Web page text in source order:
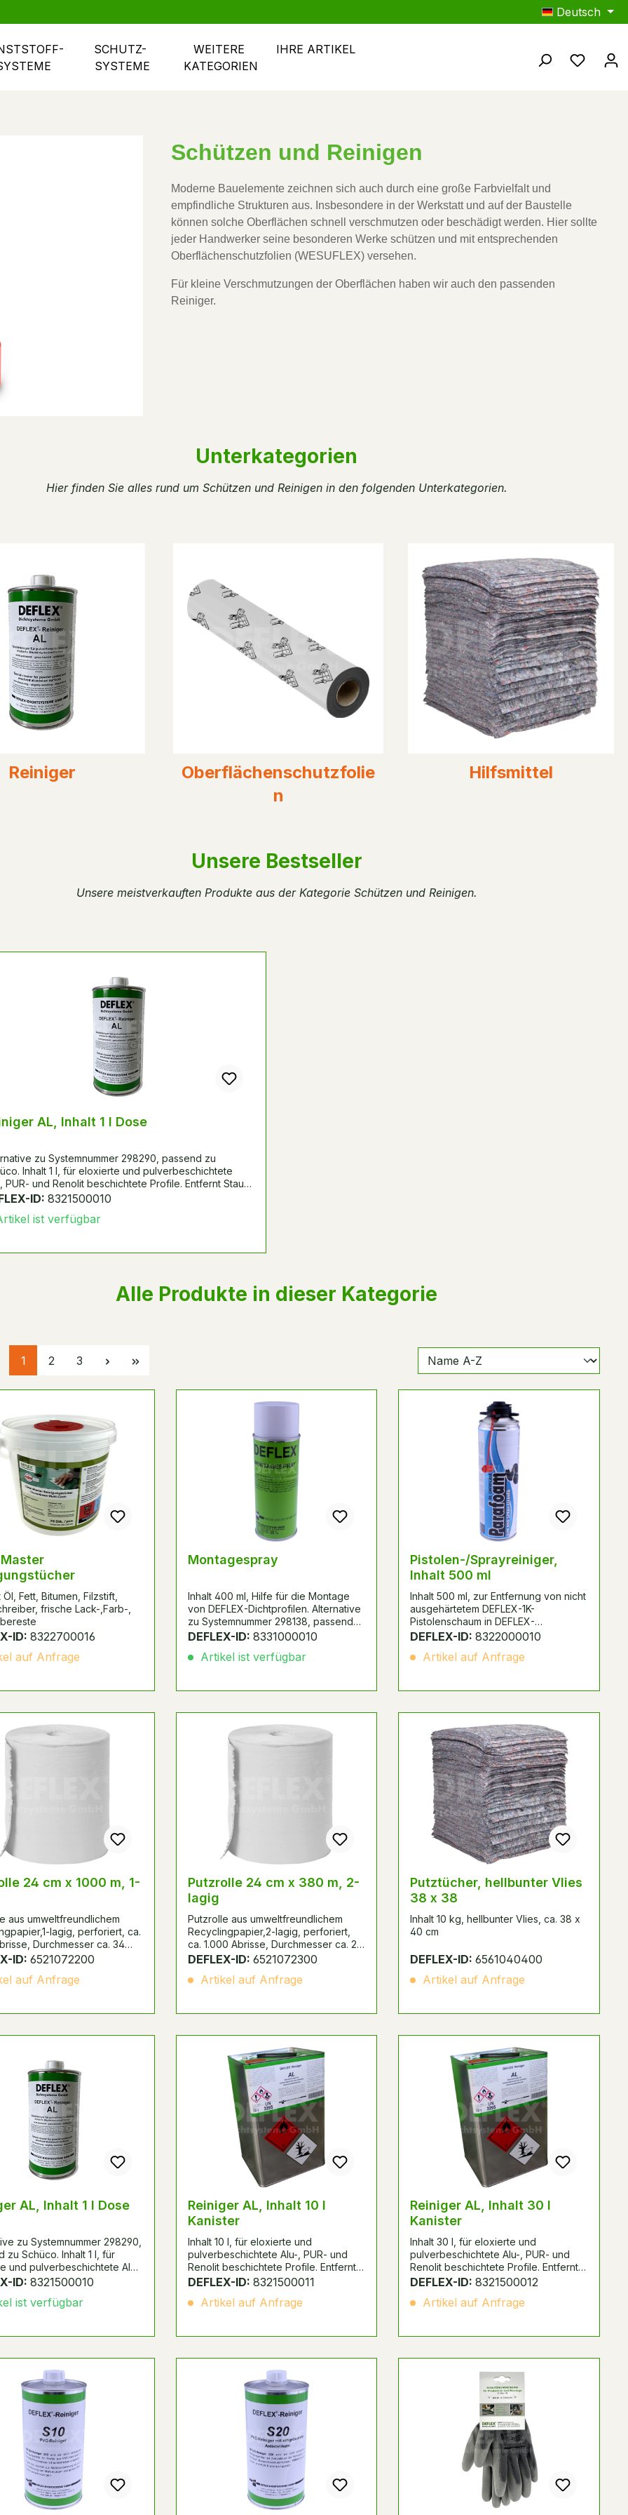
Deutsch
SCHUTZ-
SYSTEME
WEITERE
KATEGORIEN
IHRE ARTIKEL
Du
Schützen und Reinigen
Moderne Bauelemente zeichnen sich auch durch eine große Farbvielfalt und
empfindliche Strukturen aus. Insbesondere in der Werkstatt und auf der Baustelle
können solche Oberflächen schnell verschmutzen oder beschädigt werden. Hier sollte
jeder Handwerker seine besonderen Werke schützen und mit entsprechenden
Oberflächenschutzfolien (WESUFLEX) versehen.
Für kleine Verschmutzungen der Oberflächen haben wir auch den passenden
Reiniger.
Unterkategorien
Hier finden Sie alles rund um Schützen und Reinigen in den folgenden Unterkategorien.
Reiniger
Oberflächenschutzfolie
n
Hilfsmittel
Unsere Bestseller
Unsere meistverkauften Produkte aus der Kategorie Schützen und Reinigen.
Reiniger AL, Inhalt 1 l Dose
zu Systemnummer 298290, passend zu
Inhalt 1 l, für eloxierte und pulverbeschichtete
PUR- und Renolit beschichtete Profile. Entfernt Staub,
Fettstift, Gummispuren, frischen PUR-
vor der Verklebung eingesetzt und zur
ID: 8321500010
ist verfügbar
Alle Produkte in dieser Kategorie
Seite
1 Seite
2 Seite
3
Fett, Bitumen, Filzstift,
frische Lack-,Farb-,
ID: 8322700016
auf Anfrage
Montagespray
Inhalt 400 ml, Hilfe für die Montage
von DEFLEX-Dichtprofilen. Alternative
zu Systemnummer 298138, passend
zu Schüco.
DEFLEX-ID: 8331000010
Artikel ist verfügbar
Pistolen-/Sprayreiniger,
Inhalt 500 ml
Inhalt 500 ml, zur Entfernung von nicht
ausgehärtetem DEFLEX-1K-
Pistolenschaum in DEFLEX-
Schaumdosierpistolen und auf
DEFLEX-ID:8322000010
Artikel auf Anfrage
24 cm x 1000 m, 1-
aus umweltfreundlichem
lagig, perforiert, ca.
Durchmesser ca. 34
ca. 24 cm, Länge ca. 1.000
ID: 6521072200
auf Anfrage
Putzrolle 24 cm x 380 m, 2-
lagig
Putzrolle aus umweltfreundlichem
Recyclingpapier,2-lagig, perforiert,
ca. 1.000 Abrisse, Durchmesser ca. 29
cm, Breite ca. 24 cm, Länge ca. 380 m
DEFLEX-ID: 6521072300
Artikel auf Anfrage
Putztücher, hellbunter Vlies
38 x 38
Inhalt 10 kg, hellbunter Vlies, ca. 38 x
40 cm
DEFLEX-ID:6561040400
Artikel auf Anfrage
Reiniger AL, Inhalt 1 l Dose
zu Systemnummer 298290,
zu Schüco. Inhalt 1 l, für
und pulverbeschichtete Alu-,
Renolit beschichtete Profile.
frischen PUR-Schaum
von Arbeitsgeräten. Eignet
zur Reinigung und
von verschiedenen
ID: 8321500010
ist verfügbar
Reiniger AL, Inhalt 10 l
Kanister
Inhalt 10 l, für eloxierte und
pulverbeschichtete Alu-, PUR- und
Renolit beschichtete Profile. Entfernt
Staub, Klebstoffreste, Fettstift,
und Teer-/Bitumenspritzer. Wird zu
sich weiterhin zur Reinigung und
Verdünnung von verschiedenen
Klebstoffsystemen.
DEFLEX-ID: 8321500011
Artikel auf Anfrage
Reiniger AL, Inhalt 30 l
Kanister
Inhalt 30 l, für eloxierte und
pulverbeschichtete Alu-, PUR- und
Renolit beschichtete Profile. Entfernt
Staub, Klebstoffreste, Fettstift,
und Teer-/Bitumenspritzer. Wird zu
sich weiterhin zur Reinigung und
Klebstoffsystemen.
DEFLEX-ID:8321500012
Artikel auf Anfrage